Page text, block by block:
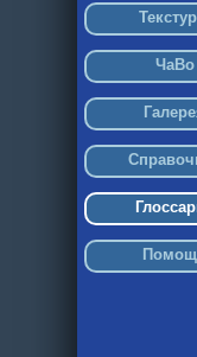
ЧаВо